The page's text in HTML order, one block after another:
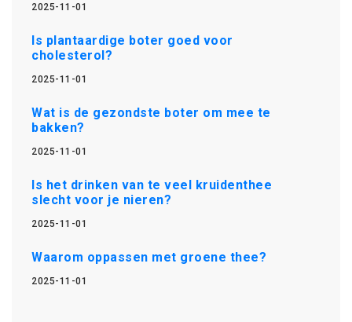
2025-11-01
Is plantaardige boter goed voor
cholesterol?
2025-11-01
Wat is de gezondste boter om mee te
bakken?
2025-11-01
Is het drinken van te veel kruidenthee
slecht voor je nieren?
2025-11-01
Waarom oppassen met groene thee?
2025-11-01